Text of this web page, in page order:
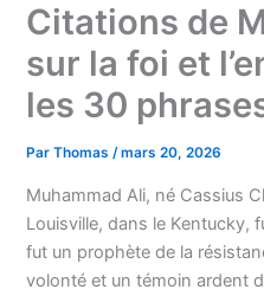
Citations de
sur la foi et
les 30
ParThomas/mars 20, 2026
Muhammad Ali, né Cassius
Louisville, dans le Kentucky,
fut un prophète de la
volonté et un témoin ardent